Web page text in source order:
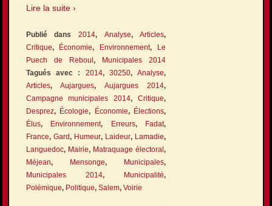
Lire la suite ›
Publié dans 2014, Analyse,Articles,
Critique, Économie, Environnement, Le
Puech de Reboul, Municipales 2014
Tagués avec : 2014, 30250,Analyse,
Articles,Aujargues,Aujargues 2014,
Campagne municipales 2014,Critique,
Desprez, Écologie, Économie, Élections,
Élus, Environnement, Erreurs, Fadat,
France, Gard, Humeur, Laideur, Lamadie,
Languedoc, Mairie, Matraquage électoral,
Méjean, Mensonge, Municipales,
Municipales 2014, Municipalité,
Polémique, Politique, Salem, Voirie